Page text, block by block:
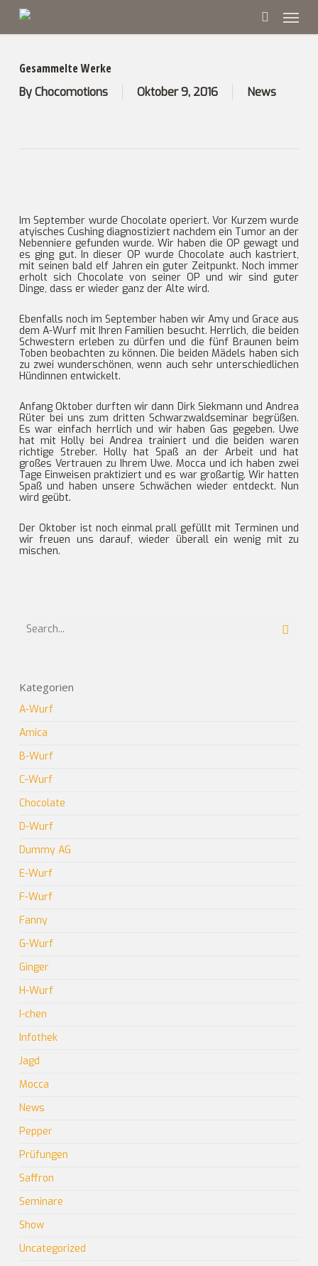
content
search
Menu
Gesammelte Werke
ByChocomotions Oktober 9, 2016 News
Im September wurde Chocolate operiert. Vor Kurzem wurde
atyisches Cushing diagnostiziert nachdem ein Tumor an der
Nebenniere gefunden wurde. Wir haben die OP gewagt und
es ging gut. In dieser OP wurde Chocolate auch kastriert,
mit seinen bald elf Jahren ein guter Zeitpunkt. Noch immer
erholt sich Chocolate von seiner OP und wir sind guter
Dinge, dass er wieder ganz der Alte wird.
Ebenfalls noch im September haben wir Amy und Grace aus
dem A-Wurf mit Ihren Familien besucht. Herrlich, die beiden
Schwestern erleben zu dürfen und die fünf Braunen beim
Toben beobachten zu können. Die beiden Mädels haben sich
zu zwei wunderschönen, wenn auch sehr unterschiedlichen
Hündinnen entwickelt.
Anfang Oktober durften wir dann Dirk Siekmann und Andrea
Rüter bei uns zum dritten Schwarzwaldseminar begrüßen.
Es war einfach herrlich und wir haben Gas gegeben. Uwe
hat mit Holly bei Andrea trainiert und die beiden waren
richtige Streber. Holly hat Spaß an der Arbeit und hat
großes Vertrauen zu Ihrem Uwe. Mocca und ich haben zwei
Tage Einweisen praktiziert und es war großartig. Wir hatten
Spaß und haben unsere Schwächen wieder entdeckt. Nun
wird geübt.
Der Oktober ist noch einmal prall gefüllt mit Terminen und
wir freuen uns darauf, wieder überall ein wenig mit zu
mischen.
Kategorien
A-Wurf
Amica
B-Wurf
C-Wurf
Chocolate
D-Wurf
Dummy AG
E-Wurf
F-Wurf
Fanny
G-Wurf
Ginger
H-Wurf
I-chen
Infothek
Jagd
Mocca
News
Pepper
Prüfungen
Saffron
Seminare
Show
Uncategorized